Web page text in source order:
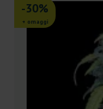
-30%
+ omaggi